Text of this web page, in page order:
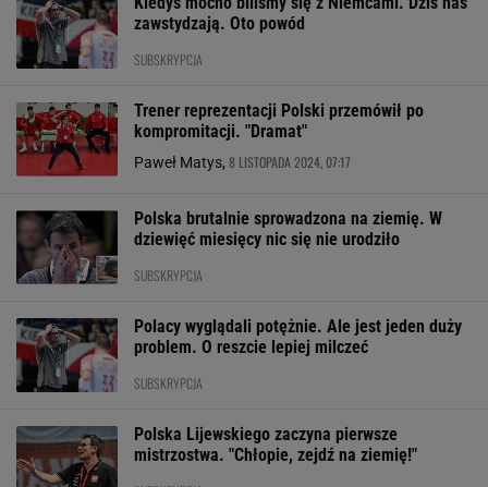
zawstydzają. Oto powód
SUBSKRYPCJA
Trener reprezentacji Polski przemówił po
kompromitacji. "Dramat"
Paweł Matys, 8 LISTOPADA 2024, 07:17
Polska brutalnie sprowadzona na ziemię. W
dziewięć miesięcy nic się nie urodziło
SUBSKRYPCJA
Polacy wyglądali potężnie. Ale jest jeden duży
problem. O reszcie lepiej milczeć
SUBSKRYPCJA
Polska Lijewskiego zaczyna pierwsze
mistrzostwa. "Chłopie, zejdź na ziemię!"